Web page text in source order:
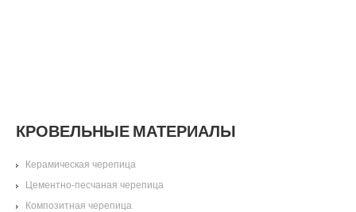
КРОВЕЛЬНЫЕ МАТЕРИАЛЫ
Керамическая черепица
Цементно-песчаная черепица
Композитная черепица